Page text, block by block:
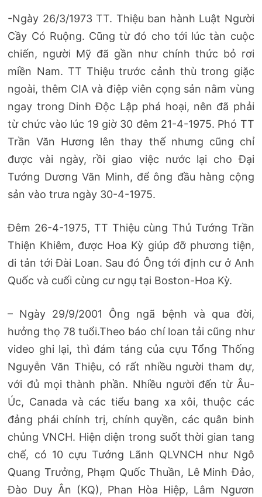
-Ngày 26/3/1973 TT. Thiệu ban hành Luật Người
Cầy Có Ruộng. Cũng từ đó cho tới lúc tàn cuộc
chiến, người Mỹ đã gần như chính thức bỏ rơi
miền Nam. TT Thiệu trước cảnh thù trong giặc
ngoài, thêm CIA và điệp viên cọng sản nằm vùng
ngay trong Dinh Độc Lập phá hoại, nên đã phải
từ chức vào lúc 19 giờ 30 đêm 21-4-1975. Phó TT
Trần Văn Hương lên thay thế nhưng cũng chỉ
được vài ngày, rồi giao việc nước lại cho Đại
Tướng Dương Văn Minh, để ông đầu hàng cộng
sản vào trưa ngày 30-4-1975.
Đêm 26-4-1975, TT Thiệu cùng Thủ Tướng Trần
Thiện Khiêm, được Hoa Kỳ giúp đỡ phương tiện,
di tản tới Đài Loan. Sau đó Ông tới định cư ở Anh
Quốc và cuối cùng cư ngụ tại Boston-Hoa Kỳ.
– Ngày 29/9/2001 Ông ngã bệnh và qua đời,
hưởng thọ 78 tuổi.Theo báo chí loan tải cũng như
video ghi lại, thì đám táng của cựu Tổng Thống
Nguyễn Văn Thiệu, có rất nhiều người tham dự,
với đủ mọi thành phần. Nhiều người đến từ Âu-
Úc, Canada và các tiểu bang xa xôi, thuộc các
đảng phái chính trị, chính quyền, các quân binh
chủng VNCH. Hiện diện trong suốt thời gian tang
chế, có 10 cựu Tướng Lãnh QLVNCH như Ngô
Quang Trưởng, Phạm Quốc Thuần, Lê Minh Đảo,
Đào Duy Ân (KQ), Phan Hòa Hiệp, Lâm Ngươn